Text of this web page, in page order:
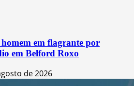
em flagrante por
em Belford Roxo
de 2026